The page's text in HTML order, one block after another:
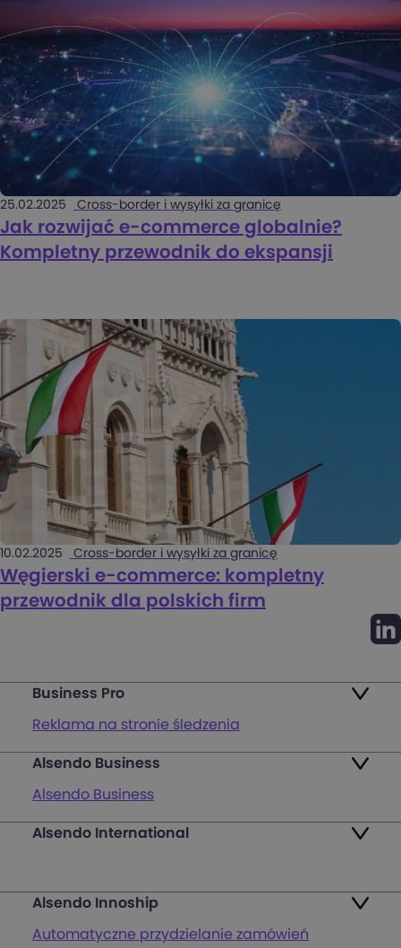
25.02.2025 Cross-border i wysyłki za granicę
Jak rozwijać e-commerce globalnie?
Kompletny przewodnik do ekspansji
10.02.2025 Cross-border i wysyłki za granicę
Węgierski e-commerce: kompletny
przewodnik dla polskich firm
Business Pro
Reklama na stronie śledzenia
Mapa punktów
Zwroty
Zaloguj się
Alsendo Business
Alsendo Business
Przesyłki krajowe
Przesyłki transgraniczne
Alsendo International
Alsendo Innoship
Automatyczne przydzielanie zamówień